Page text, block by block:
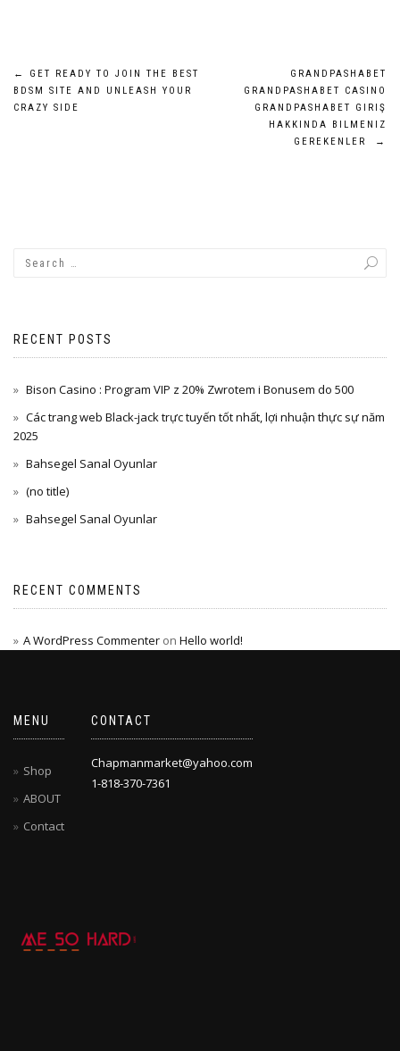
Post
navigation
←
GET READY TO JOIN THE BEST
BDSM SITE AND UNLEASH YOUR
CRAZY SIDE
GRANDPASHABET
GRANDPASHABET CASINO
GRANDPASHABET GIRIŞ
HAKKINDA BILMENIZ
GEREKENLER
→
RECENT POSTS
Bison Casino : Program VIP z 20% Zwrotem i Bonusem do 500
Các trang web Black-jack trực tuyến tốt nhất, lợi nhuận thực sự năm
2025
Bahsegel Sanal Oyunlar
(no title)
Bahsegel Sanal Oyunlar
RECENT COMMENTS
A WordPress Commenter on Hello world!
MENU
Shop
ABOUT
Contact
CONTACT
Chapmanmarket@yahoo.com
1-818-370-7361